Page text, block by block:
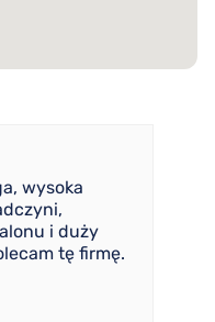
wysoka
i duży
tę firmę.